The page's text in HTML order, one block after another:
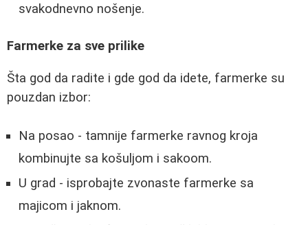
svakodnevno nošenje.
Farmerke za sve prilike
Šta god da radite i gde god da idete, farmerke su
pouzdan izbor:
Na posao - tamnije farmerke ravnog kroja
kombinujte sa košuljom i sakoom.
U grad - isprobajte zvonaste farmerke sa
majicom i jaknom.